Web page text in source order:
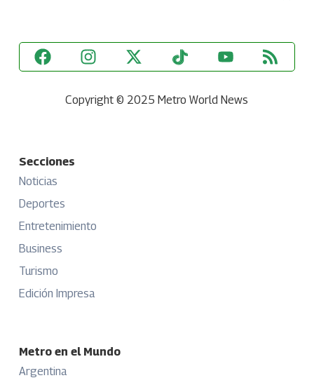
Copyright © 2025 Metro World News
Secciones
Noticias
Deportes
Entretenimiento
Business
Turismo
Edición Impresa
Metro en el Mundo
Argentina